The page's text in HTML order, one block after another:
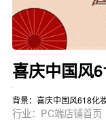
喜庆中国风
背景：喜庆中国风618化
行业：PC端店铺首页